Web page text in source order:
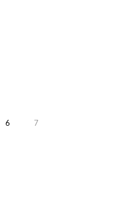
SEITE
6 SEITE
7